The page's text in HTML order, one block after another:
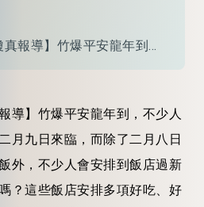
真報導】竹爆平安龍年到...
導】竹爆平安龍年到，不少人
月九日來臨，而除了二月八日
外，不少人會安排到飯店過新
？這些飯店安排多項好吃、好